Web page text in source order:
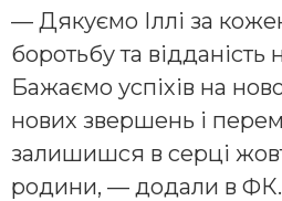
— Дякуємо Іллі за
боротьбу та
Бажаємо успіхів на
нових звершень і
залишишся в серці
родини, — додали в ФК.